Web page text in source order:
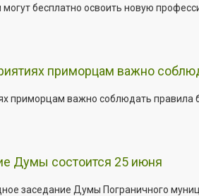
бесплатно освоить новую
приморцам важно
приморцам важно соблюдать
Думы состоится 25 июня
заседание Думы Пограничного